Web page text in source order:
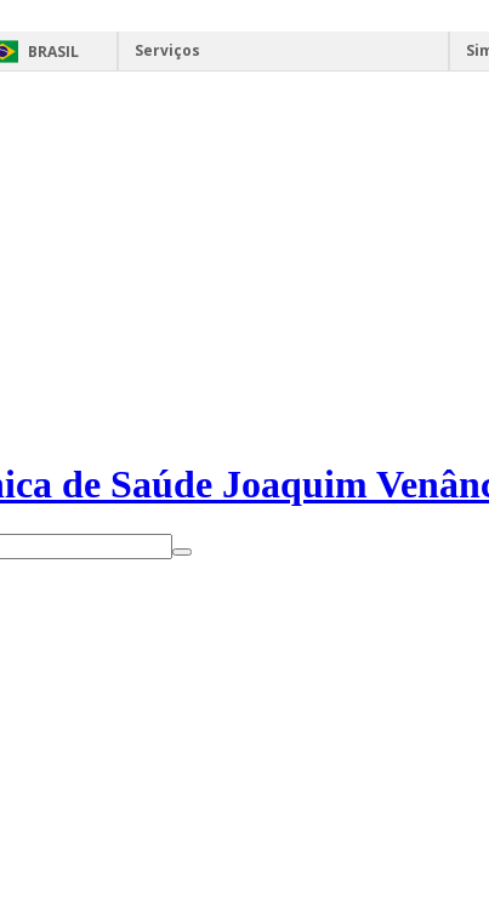
BRASIL
Serviços
de Saúde Joaquim